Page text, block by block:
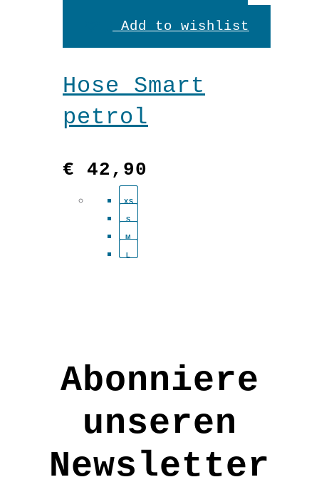
Produkt
weist
Add to wishlist
Hose Smart
petrol
€ 42,90
XS
S
M
Abonniere
unseren
Newsletter